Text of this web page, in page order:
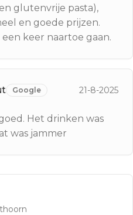
glutenvrije pasta),
en goede prijzen.
keer naartoe gaan.
Google 21-8-2025
Het drinken was
was jammer